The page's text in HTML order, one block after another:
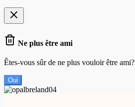
Ne plus être ami
Êtes-vous sûr de ne plus vouloir être ami?
Oui